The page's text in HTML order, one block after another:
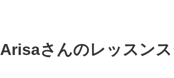
Arisaさんのレッスン